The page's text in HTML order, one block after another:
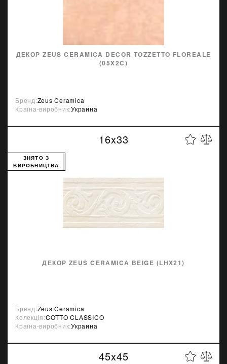
ДЕКОР ZEUS CERAMICA DECOR TOZZETTO FLOREALE
(05X2C)
Бренд:Zeus Ceramica
Країна-виробник:Украина
16x33
ДЕКОР ZEUS CERAMICA BEIGE (LHX21)
ЗНЯТО З
ВИРОБНИЦТВА
Бренд:Zeus Ceramica
Колекція:COTTO CLASSICO
Країна-виробник:Украина
45x45